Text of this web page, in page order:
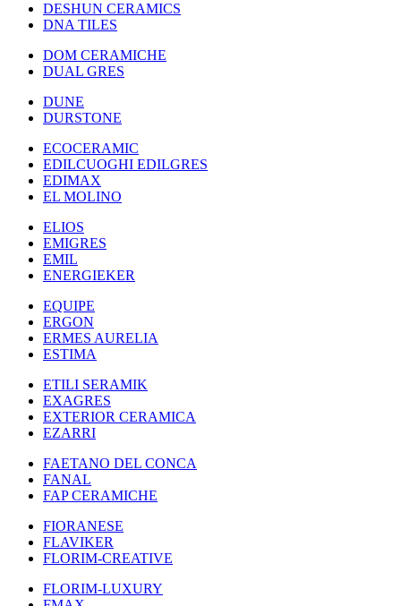
DESHUN CERAMICS
DNA TILES
DOM CERAMICHE
DUAL GRES
DUNE
DURSTONE
ECOCERAMIC
EDILCUOGHI EDILGRES
EDIMAX
EL MOLINO
ELIOS
EMIGRES
EMIL
ENERGIEKER
EQUIPE
ERGON
ERMES AURELIA
ESTIMA
ETILI SERAMIK
EXAGRES
EXTERIOR CERAMICA
EZARRI
FAETANO DEL CONCA
FANAL
FAP CERAMICHE
FIORANESE
FLAVIKER
FLORIM-CREATIVE
FLORIM-LUXURY